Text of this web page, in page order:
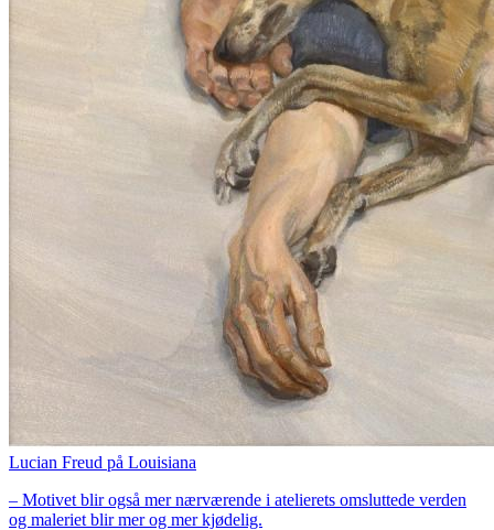
Lucian Freud på Louisiana
– Motivet blir også mer nærværende i atelierets omsluttede verden
og maleriet blir mer og mer kjødelig.